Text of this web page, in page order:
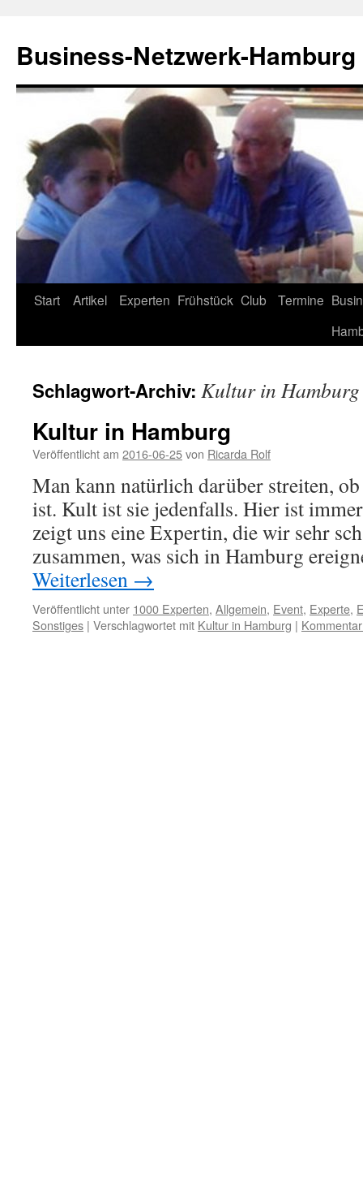
springen
Business-Netzwerk-Hamburg
Start Artikel Experten Frühstück Club Termine
Schlagwort-Archiv: Kultur in Hamburg
Kultur in Hamburg
Veröffentlicht am 2016-06-25von Ricarda Rolf
Man kann natürlich darüber streiten,
ist. Kult ist sie jedenfalls. Hier ist
zeigt uns eine Expertin, die wir sehr
zusammen, was sich in Hamburg
Weiterlesen →
Veröffentlicht unter 1000 Experten, Allgemein, Event, Experte,
Sonstiges | Verschlagwortet mit Kultur in Hamburg |